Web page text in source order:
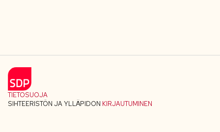
TIETOSUOJA
SIHTEERISTÖN JA YLLÄPIDON KIRJAUTUMINEN